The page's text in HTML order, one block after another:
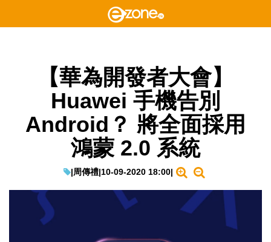
【華為開發者大會】
Huawei 手機告別
Android？ 將全面採用
鴻蒙 2.0 系統
|周傳禮|10-09-2020 18:00|